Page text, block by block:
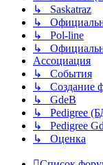
↳ Saskatraz
↳
↳ Pol-line
↳
Ассоциация
↳ События
↳ Создание
↳ GdeB
↳ Pedigree
↳ Pedigree
↳ Оценка